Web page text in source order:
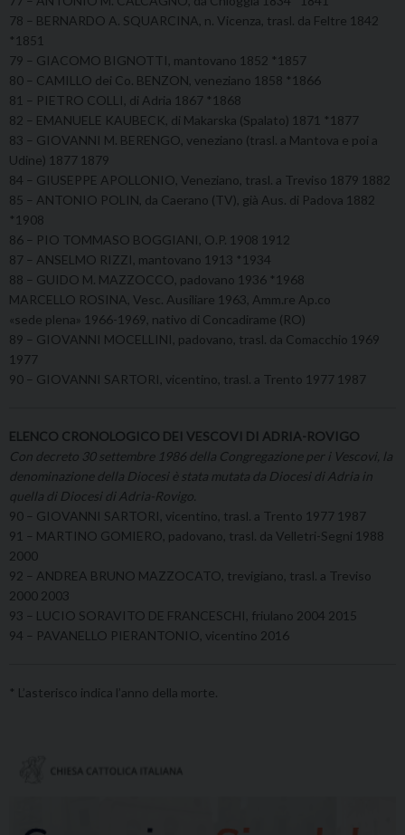
78 – BERNARDO A. SQUARCINA, n. Vicenza, trasl. da Feltre 1842
*1851
79 – GIACOMO BIGNOTTI, mantovano 1852 *1857
80 – CAMILLO dei Co. BENZON, veneziano 1858 *1866
81 – PIETRO COLLI, di Adria 1867 *1868
82 – EMANUELE KAUBECK, di Makarska (Spalato) 1871 *1877
83 – GIOVANNI M. BERENGO, veneziano (trasl. a Mantova e poi a
Udine) 1877 1879
84 – GIUSEPPE APOLLONIO, Veneziano, trasl. a Treviso 1879 1882
85 – ANTONIO POLIN, da Caerano (TV), già Aus. di Padova 1882
*1908
86 – PIO TOMMASO BOGGIANI, O.P. 1908 1912
87 – ANSELMO RIZZI, mantovano 1913 *1934
88 – GUIDO M. MAZZOCCO, padovano 1936 *1968
MARCELLO ROSINA, Vesc. Ausiliare 1963, Amm.re Ap.co
«sede plena» 1966-1969, nativo di Concadirame (RO)
89 – GIOVANNI MOCELLINI, padovano, trasl. da Comacchio 1969
1977
90 – GIOVANNI SARTORI, vicentino, trasl. a Trento 1977 1987
ELENCO CRONOLOGICO DEI VESCOVI DI ADRIA-ROVIGO
Con decreto 30 settembre 1986 della Congregazione per i Vescovi, la
denominazione della Diocesi è stata mutata da Diocesi di Adria in
quella di Diocesi di Adria-Rovigo.
90 – GIOVANNI SARTORI, vicentino, trasl. a Trento 1977 1987
91 – MARTINO GOMIERO, padovano, trasl. da Velletri-Segni 1988
2000
92 – ANDREA BRUNO MAZZOCATO, trevigiano, trasl. a Treviso
2000 2003
93 – LUCIO SORAVITO DE FRANCESCHI, friulano 2004 2015
94 – PAVANELLO PIERANTONIO, vicentino 2016
* L’asterisco indica l’anno della morte.